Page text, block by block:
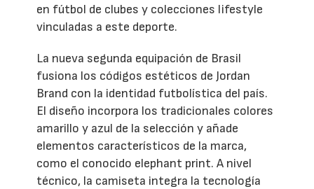
en fútbol de clubes y colecciones lifestyle
vinculadas a este deporte.
La nueva segunda equipación de Brasil
fusiona los códigos estéticos de Jordan
Brand con la identidad futbolística del país.
El diseño incorpora los tradicionales colores
amarillo y azul de la selección y añade
elementos característicos de la marca,
como el conocido elephant print. A nivel
técnico, la camiseta integra la tecnología